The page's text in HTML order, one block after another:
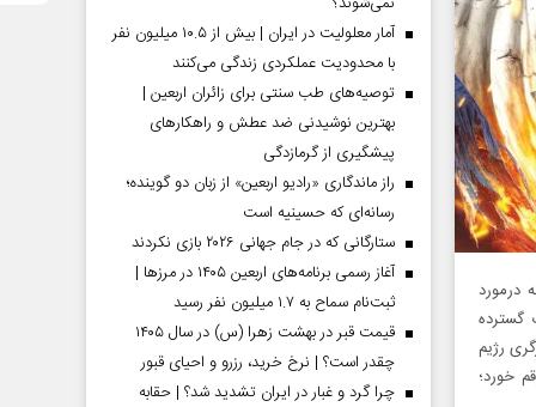
درمورد
گسترده
رژیم
و بامداد یکشنبه ۲۶فروردین رقم خورد‌؛
آمار معلولیت در ایران | بیش از ۱۰.۵ میلیون نفر
با محدودیت عملکردی زندگی می‌کنند
توصیه‌های طب سنتی برای زائران اربعین |
بهترین نوشیدنی ضد عطش و راهکارهای
پیشگیری از گرمازدگی
راز ماندگاری «رادیو اربعین» از زبان دو گوینده؛
رسانه‌ای که حسینیه است
ستارگانی که در جام جهانی ۲۰۲۶ بازی نکردند
آغاز رسمی برنامه‌های اربعین ۱۴۰۵ در مرز‌ها |
ثبت‌نام سماح به ۱.۷ میلیون نفر رسید
قیمت قبر در بهشت زهرا (س) در سال ۱۴۰۵
چقدر است؟ | نرخ خرید، رزرو و احیای قبور
چرا گرد و غبار در ایران تشدید شد؟ | حقابه